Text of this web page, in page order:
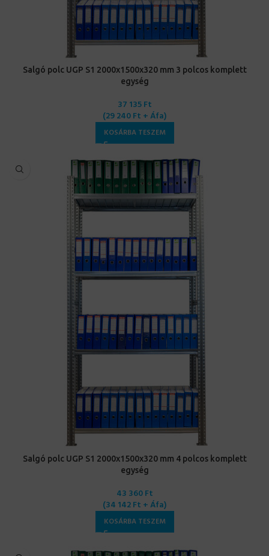
Salgó polc UGP S1 2000x1500x320 mm 3 polcos komplett
egység
37 135Ft
(29 240Ft + Áfa)
KOSÁRBA TESZEM
Salgó polc UGP S1 2000x1500x320 mm 4 polcos komplett
egység
43 360Ft
(34 142Ft + Áfa)
KOSÁRBA TESZEM